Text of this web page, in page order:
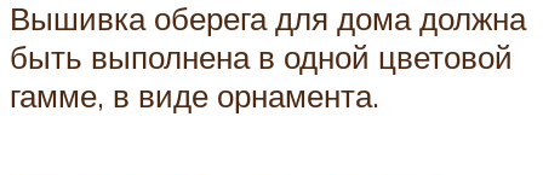
Вышивка оберега для дома должна
быть выполнена в одной цветовой
гамме, в виде орнамента.